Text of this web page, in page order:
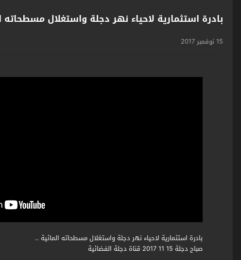
بادرة استثمارية لاحياء نهر دجلة واستغلال مسطحاته
15 نوفمبر 2017
بادرة استثمارية لاحياء نهر دجلة واستغلال مسطحاته المائية ..
صباح دجلة 15 11 2017 قناة دجلة الفضائية